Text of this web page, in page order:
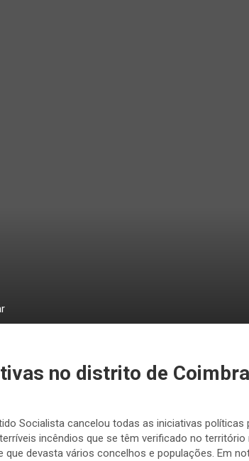
no distrito de Coimbra
Socialista cancelou todas as iniciativas políticas
incêndios que se têm verificado no território
que devasta vários concelhos e populações. Em